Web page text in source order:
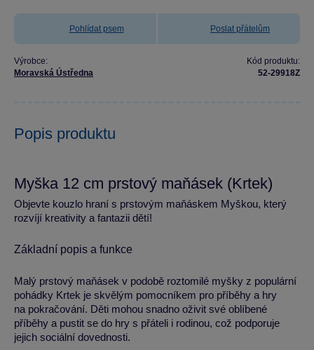
Pohlídat psem Poslat přátelům
Výrobce:
Moravská Ústředna
Kód produktu:
52-29918Z
Popis produktu
Myška 12 cm prstový maňásek (Krtek)
Objevte kouzlo hraní s prstovým maňáskem Myškou, který
rozvíjí kreativity a fantazii dětí!
Základní popis a funkce
Malý prstový maňásek v podobě roztomilé myšky z populární
pohádky Krtek je skvělým pomocníkem pro příběhy a hry
na pokračování. Děti mohou snadno oživit své oblíbené
příběhy a pustit se do hry s přáteli i rodinou, což podporuje
jejich sociální dovednosti.